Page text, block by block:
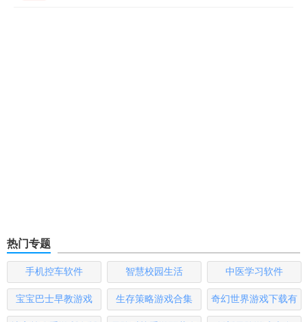
热门专题
手机控车软件 智慧校园生活 中医学习软件
宝宝巴士早教游戏 生存策略游戏合集
奇幻世界游戏下载有
哪些